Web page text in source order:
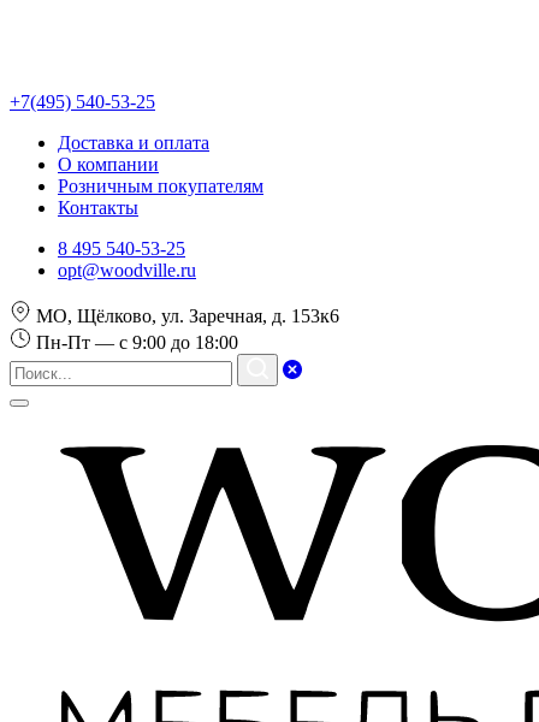
+7(495) 540-53-25
Доставка и оплата
О компании
Розничным покупателям
Контакты
8 495 540-53-25
opt@woodville.ru
МО, Щёлково, ул. Заречная, д. 153к6
Пн-Пт — с 9:00 до 18:00